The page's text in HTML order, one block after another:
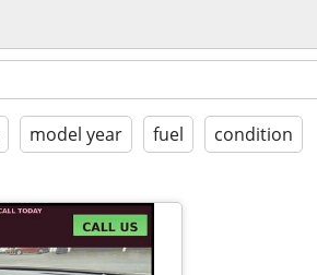
model year fuel condition